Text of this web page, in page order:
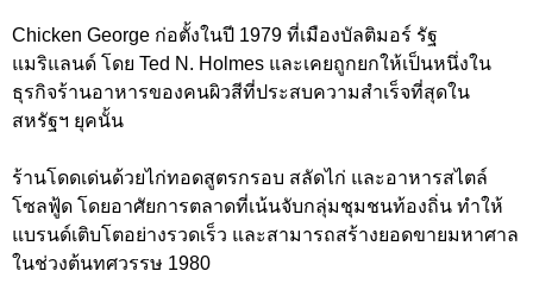
Chicken George ก่อตั้งในปี 1979 ที่เมืองบัลติมอร์ รัฐ
แมริแลนด์ โดย Ted N. Holmes และเคยถูกยกให้เป็นหนึ่งใน
ธุรกิจร้านอาหารของคนผิวสีที่ประสบความสำเร็จที่สุดใน
สหรัฐฯ ยุคนั้น
ร้านโดดเด่นด้วยไก่ทอดสูตรกรอบ สลัดไก่ และอาหารสไตล์
โซลฟู้ด โดยอาศัยการตลาดที่เน้นจับกลุ่มชุมชนท้องถิ่น ทำให้
แบรนด์เติบโตอย่างรวดเร็ว และสามารถสร้างยอดขายมหาศาล
ในช่วงต้นทศวรรษ 1980